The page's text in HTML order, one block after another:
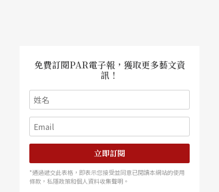
還有不能不提的，是勒帕吉個人的性傾向。由於已
《懺情記》與《在月球的彼端》中，兄弟中都有一
位是同性戀。只是，如同政治在他的電影中一般，
同志議題也是在朦朧的詩意中呈現，沒有任何具體
的贊同或批判，一切都留給觀眾詮釋。
滾筒洗衣 機＝登月小艇？
免費訂閱PAR電子報，獲取更多藝文資
訊！
立即訂閱
*通過遞交此表格，即表示您接受並同意已閱讀本網站的使用
條款，私隱政策和個人資料收集聲明。